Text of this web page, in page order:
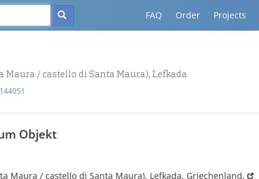
FAQ Order Projects
Maura / castello di Santa Maura), Lefkada
Objekt
Maura / castello di Santa Maura), Lefkada, Griechenland,